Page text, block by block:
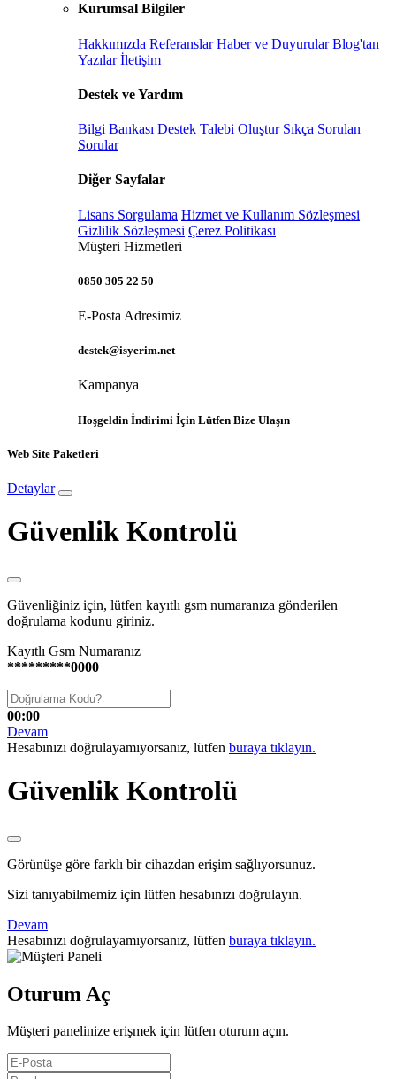
Kurumsal Bilgiler
Hakkımızda Referanslar Haber ve Duyurular Blog'tan
Yazılar İletişim
Destek ve Yardım
Bilgi Bankası Destek Talebi Oluştur Sıkça Sorulan
Sorular
Diğer Sayfalar
Lisans Sorgulama Hizmet ve Kullanım Sözleşmesi
Gizlilik Sözleşmesi Çerez Politikası
Müşteri Hizmetleri
0850 305 22 50
E-Posta Adresimiz
destek@isyerim.net
Kampanya
Hoşgeldin İndirimi İçin Lütfen Bize Ulaşın
Web Site Paketleri
Detaylar
Güvenlik Kontrolü
Güvenliğiniz için, lütfen kayıtlı gsm numaranıza gönderilen
doğrulama kodunu giriniz.
Kayıtlı Gsm Numaranız
*********0000
00:00
Devam
Hesabınızı doğrulayamıyorsanız, lütfen buraya tıklayın.
Güvenlik Kontrolü
Görünüşe göre farklı bir cihazdan erişim sağlıyorsunuz.
Sizi tanıyabilmemiz için lütfen hesabınızı doğrulayın.
Devam
Hesabınızı doğrulayamıyorsanız, lütfen buraya tıklayın.
Oturum Aç
Müşteri panelinize erişmek için lütfen oturum açın.